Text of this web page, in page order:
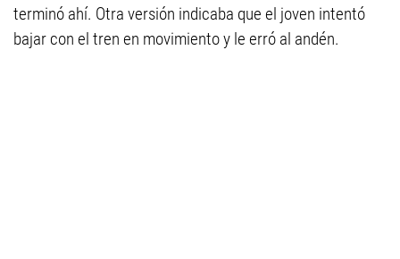
terminó ahí. Otra versión indicaba que el joven intentó
bajar con el tren en movimiento y le erró al andén.